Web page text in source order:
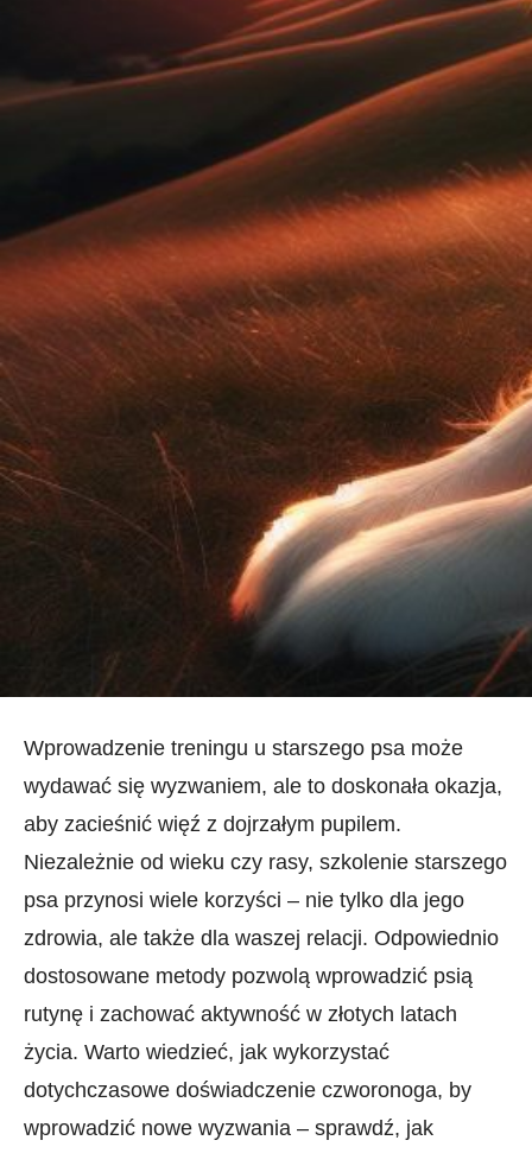
Wprowadzenie treningu ⁣u starszego psa może
wydawać ⁣się wyzwaniem, ale ‍to doskonała okazja,
aby zacieśnić więź z dojrzałym pupilem.
Niezależnie od wieku czy rasy, szkolenie starszego
psa przynosi wiele​ korzyści – nie tylko dla‌ jego
zdrowia, ale także dla waszej relacji. Odpowiednio
dostosowane ⁢metody pozwolą ​wprowadzić psią
rutynę i​ zachować aktywność w złotych latach
życia. Warto wiedzieć, jak wykorzystać
dotychczasowe doświadczenie czworonoga, by
wprowadzić nowe wyzwania – ​sprawdź, jak